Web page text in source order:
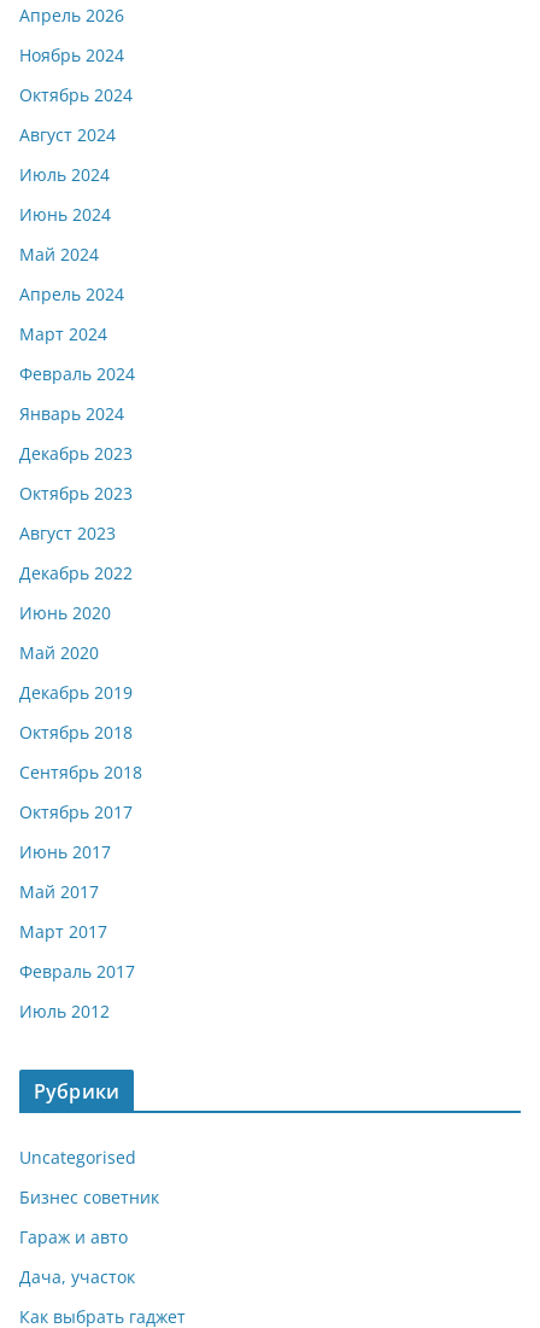
Апрель 2026
Ноябрь 2024
Октябрь 2024
Август 2024
Июль 2024
Июнь 2024
Май 2024
Апрель 2024
Март 2024
Февраль 2024
Январь 2024
Декабрь 2023
Октябрь 2023
Август 2023
Декабрь 2022
Июнь 2020
Май 2020
Декабрь 2019
Октябрь 2018
Сентябрь 2018
Октябрь 2017
Июнь 2017
Май 2017
Март 2017
Февраль 2017
Июль 2012
Рубрики
Uncategorised
Бизнес советник
Гараж и авто
Дача, участок
Как выбрать гаджет